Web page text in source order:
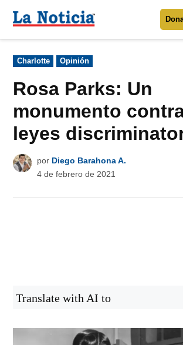
Para mantenerte informado
Donar
contenido
Noticia
Publicado
en
Charlotte Opinión
Rosa Parks: Un
monumento
leyes
por Diego Barahona A.
4 de febrero de 2021
Translate with AI to